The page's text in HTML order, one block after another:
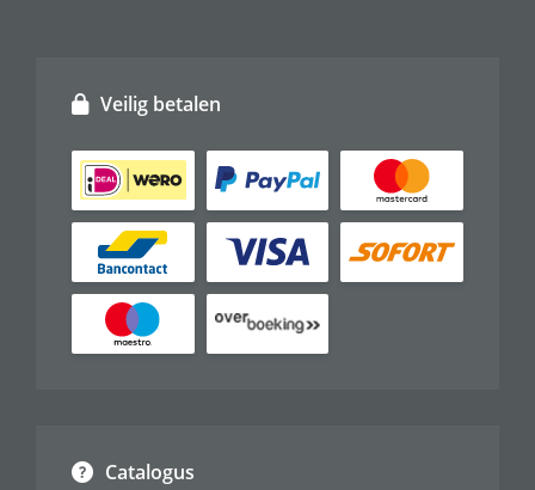
Catalogus
Veilig betalen